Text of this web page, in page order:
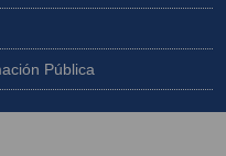
Pública